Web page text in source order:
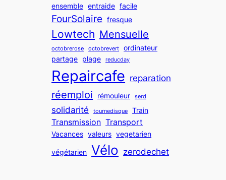
ensemble entraide facile
FourSolaire fresque
Lowtech Mensuelle
octobrerose octobrevert
ordinateur
partage
plage reducday
Repaircafe reparation
réemploi rémouleur serd
solidarité tournedisque Train
Transmission Transport
Vacances valeurs vegetarien
végétarien Vélo zerodechet